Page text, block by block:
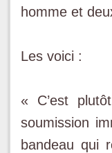
homme et
Les voici :
« C’est
soumission
bandeau qui